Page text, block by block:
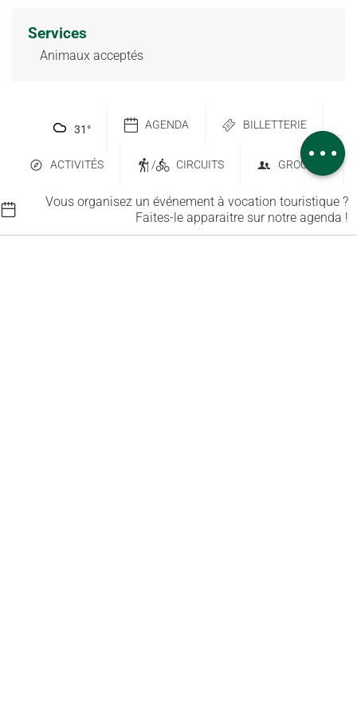
Services
Animaux acceptés
31 ° AGENDA BILLETTERIE
ACTIVITÉS / CIRCUITS GROUPES
Vous organisez un événement à vocation touristique ?
Faites-le apparaitre sur notre agenda !